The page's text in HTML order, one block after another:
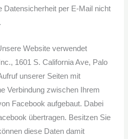
Datensicherheit per E-Mail nicht
Website verwendet
1601 S. California Ave, Palo
unserer Seiten mit
Verbindung zwischen Ihrem
Facebook aufgebaut. Dabei
übertragen. Besitzen Sie
diese Daten damit